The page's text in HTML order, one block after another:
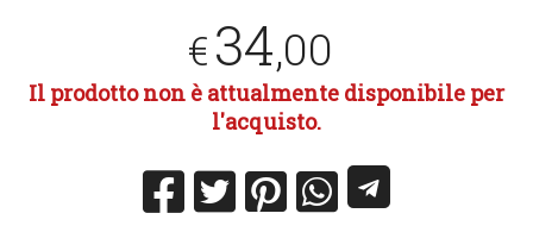
€34,00
Il prodotto non è attualmente disponibile per
l'acquisto.